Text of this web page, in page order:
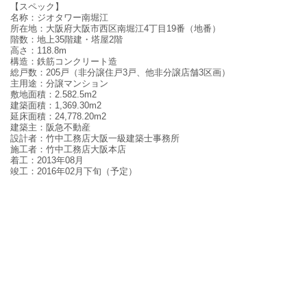
【スペック】
名称：ジオタワー南堀江
所在地：大阪府大阪市西区南堀江4丁目19番（地番）
階数：地上35階建・塔屋2階
高さ：118.8m
構造：鉄筋コンクリート造
総戸数：205戸（非分譲住戸3戸、他非分譲店舗3区画）
主用途：分譲マンション
敷地面積：2.582.5m2
建築面積：1,369.30m2
延床面積：24,778.20m2
建築主：阪急不動産
設計者：竹中工務店大阪一級建築士事務所
施工者：竹中工務店大阪本店
着工：2013年08月
竣工：2016年02月下旬（予定）